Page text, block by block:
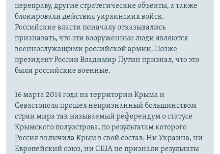
переправу, другие стратегические объекты, а также
блокировали действия украинских войск.
Российские власти поначалу отказывались
признавать, что эти вооруженные люди являются
военнослужащими российской армии. Позже
президент России Владимир Путин признал, что это
были российские военные.
16 марта 2014 года на территории Крыма и
Севастополя прошел непризнанный большинством
стран мира так называемый референдум о статусе
Крымского полуострова, по результатам которого
Россия включила Крым в свой состав. Ни Украина, ни
Европейский союз, ни США не признали результаты